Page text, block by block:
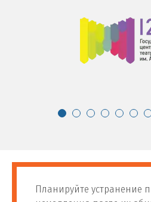
Планируйте устранение